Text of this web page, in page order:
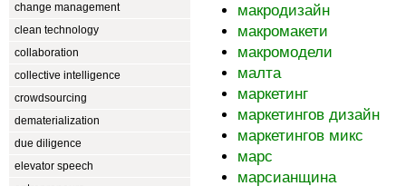
макродизайн
макромакети
макромодели
малта
маркетинг
маркетингов дизайн
маркетингов микс
марс
марсианщина
change management
clean technology
collaboration
collective intelligence
crowdsourcing
dematerialization
due diligence
elevator speech